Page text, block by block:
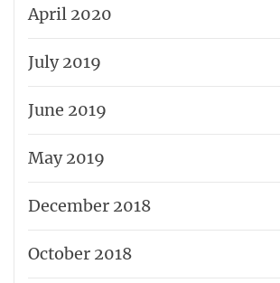
April 2020
July 2019
June 2019
May 2019
December 2018
October 2018